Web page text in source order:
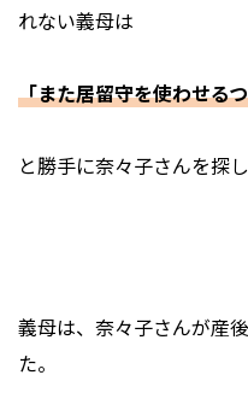
れない義母は
「また居留守を使わせる
と勝手に奈々子さんを探し
義母は、奈々子さんが産
た。